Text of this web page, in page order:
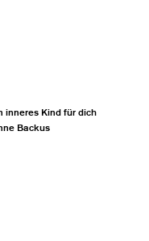
inneres Kind für dich
Backus